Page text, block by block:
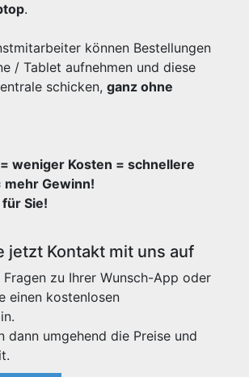
.
können Bestellungen
/ Tablet aufnehmen und diese
schicken, ganz ohne
weniger Kosten = schnellere
mehr Gewinn!
Sie!
jetzt Kontakt mit uns auf
Fragen zu Ihrer Wunsch-App oder
einen kostenlosen
dann umgehend die Preise und